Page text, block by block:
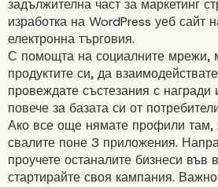
задължителна част за маркетинг
изработка на WordPress уеб сайт
електронна търговия.
С помощта на социалните мрежи,
продуктите си, да
провеждате състезания с награди
повече за базата си от
Ако все още нямате профили там,
свалите поне 3 приложения.
проучете останалите бизнеси
стартирайте своя кампания.